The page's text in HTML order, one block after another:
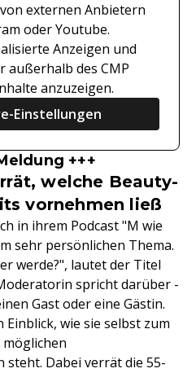
externen Anbietern
oder Youtube.
Anzeigen und
außerhalb des CMP
anzuzeigen.
Einstellungen
+++
welche Beauty-
vornehmen ließ
in ihrem Podcast "M wie
sehr persönlichen Thema.
werde?", lautet der Titel
spricht darüber -
Gast oder eine Gästin.
wie sie selbst zum
steht. Dabei verrät die 55-